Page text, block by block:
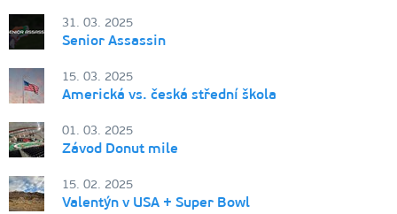
31. 03. 2025
Senior Assassin
15. 03. 2025
Americká vs. česká střední škola
01. 03. 2025
Závod Donut mile
15. 02. 2025
Valentýn v USA + Super Bowl